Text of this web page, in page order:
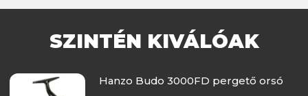
SZINTÉN KIVÁLÓAK
Hanzo Budo 3000FD pergető orsó